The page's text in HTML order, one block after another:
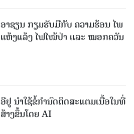
ອາຊຽນ ກຽມຮັບມືກັບ ຄວາມຮ້ອນ ໄພ
ແຫ້ງແລ້ງ ໄຟໄໝ້ປ່າ ແລະ ໝອກຄວັນ
ອີຢູ ນຳໃຊ້ຂໍ້ກຳນົດຕິດສະແຕມເນື້ອໃນທີ່
ສ້າງຂຶ້ນໂດຍ AI